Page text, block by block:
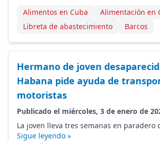
Alimentos en Cuba
Alimentación en
Libreta de abastecimiento
Barcos
Hermano de joven
Habana pide ayuda de
motoristas
Publicado el miércoles, 3 de enero de
La joven lleva tres semanas en paradero
Sigue leyendo »